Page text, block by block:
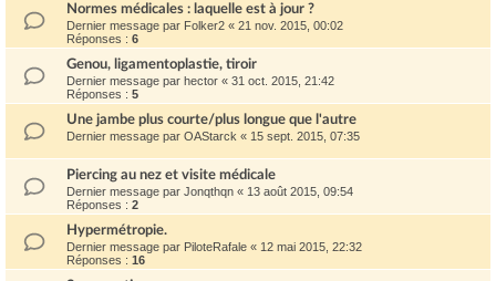
Normes médicales : laquelle est à jour ?
Dernier message par Folker2 « 21 nov. 2015, 00:02
Réponses : 6
Genou, ligamentoplastie, tiroir
Dernier message par hector « 31 oct. 2015, 21:42
Réponses : 5
Une jambe plus courte/plus longue que l'autre
Dernier message par OAStarck « 15 sept. 2015, 07:35
Piercing au nez et visite médicale
Dernier message par Jonqthqn « 13 août 2015, 09:54
Réponses : 2
Hypermétropie.
Dernier message par PiloteRafale « 12 mai 2015, 22:32
Réponses : 16